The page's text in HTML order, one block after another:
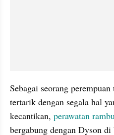
Sebagai seorang perempuan
tertarik dengan segala hal
kecantikan, perawatan
bergabung dengan Dyson